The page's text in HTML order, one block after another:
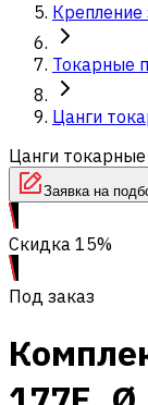
Крепление
Токарные
Цанги
Цанги токарные
Заявка на
Скидка 15%
Под заказ